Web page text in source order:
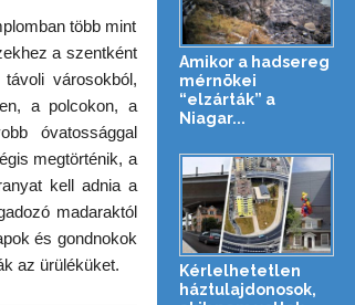
több mint
a szentként
városokból,
a polcokon, a
óvatossággal
megtörténik, a
kell adnia a
madaraktól
és gondnokok
az ürüléküket.
Amikor a hadsereg
mérnökei
“elzárták” a
Niagar...
Kérlelhetetlen
háztulajdonosok,